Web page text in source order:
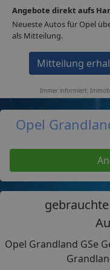
Home Autos
Opel
Opel Grandland GSe
Angebote direkt aufs
Neueste Autos für Opel
als Mitteilung.
Mitteilung
Immer informiert: